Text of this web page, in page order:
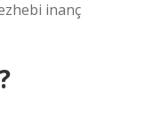
inanç